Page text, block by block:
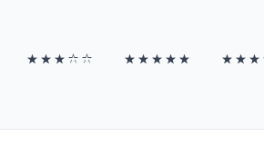
★★★☆☆ ★★★★★